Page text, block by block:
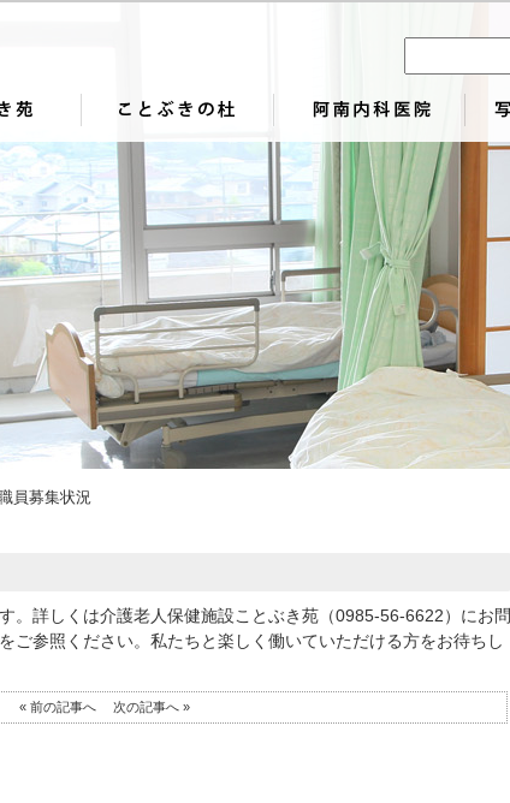
員募集状況
。詳しくは介護老人保健施設ことぶき苑（0985-56-6622）にお問
ご参照ください。私たちと楽しく働いていただける方をお待ちし
« 前の記事へ 次の記事へ »